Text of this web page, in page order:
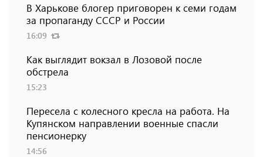
В Харькове блогер приговорен к семи годам
за пропаганду СССР и России
16:09
Как выглядит вокзал в Лозовой после
обстрела
15:23
Пересела с колесного кресла на работа. На
Купянском направлении военные спасли
пенсионерку
14:56